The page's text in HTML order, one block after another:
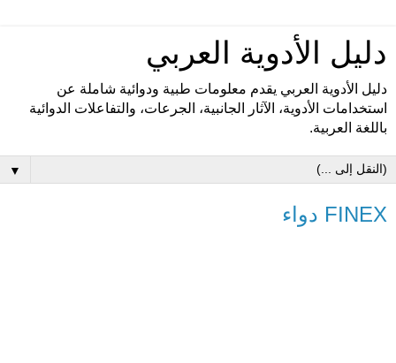
دليل الأدوية العربي
دليل الأدوية العربي يقدم معلومات طبية ودوائية شاملة عن
استخدامات الأدوية، الآثار الجانبية، الجرعات، والتفاعلات الدوائية
باللغة العربية.
▼
FINEX دواء